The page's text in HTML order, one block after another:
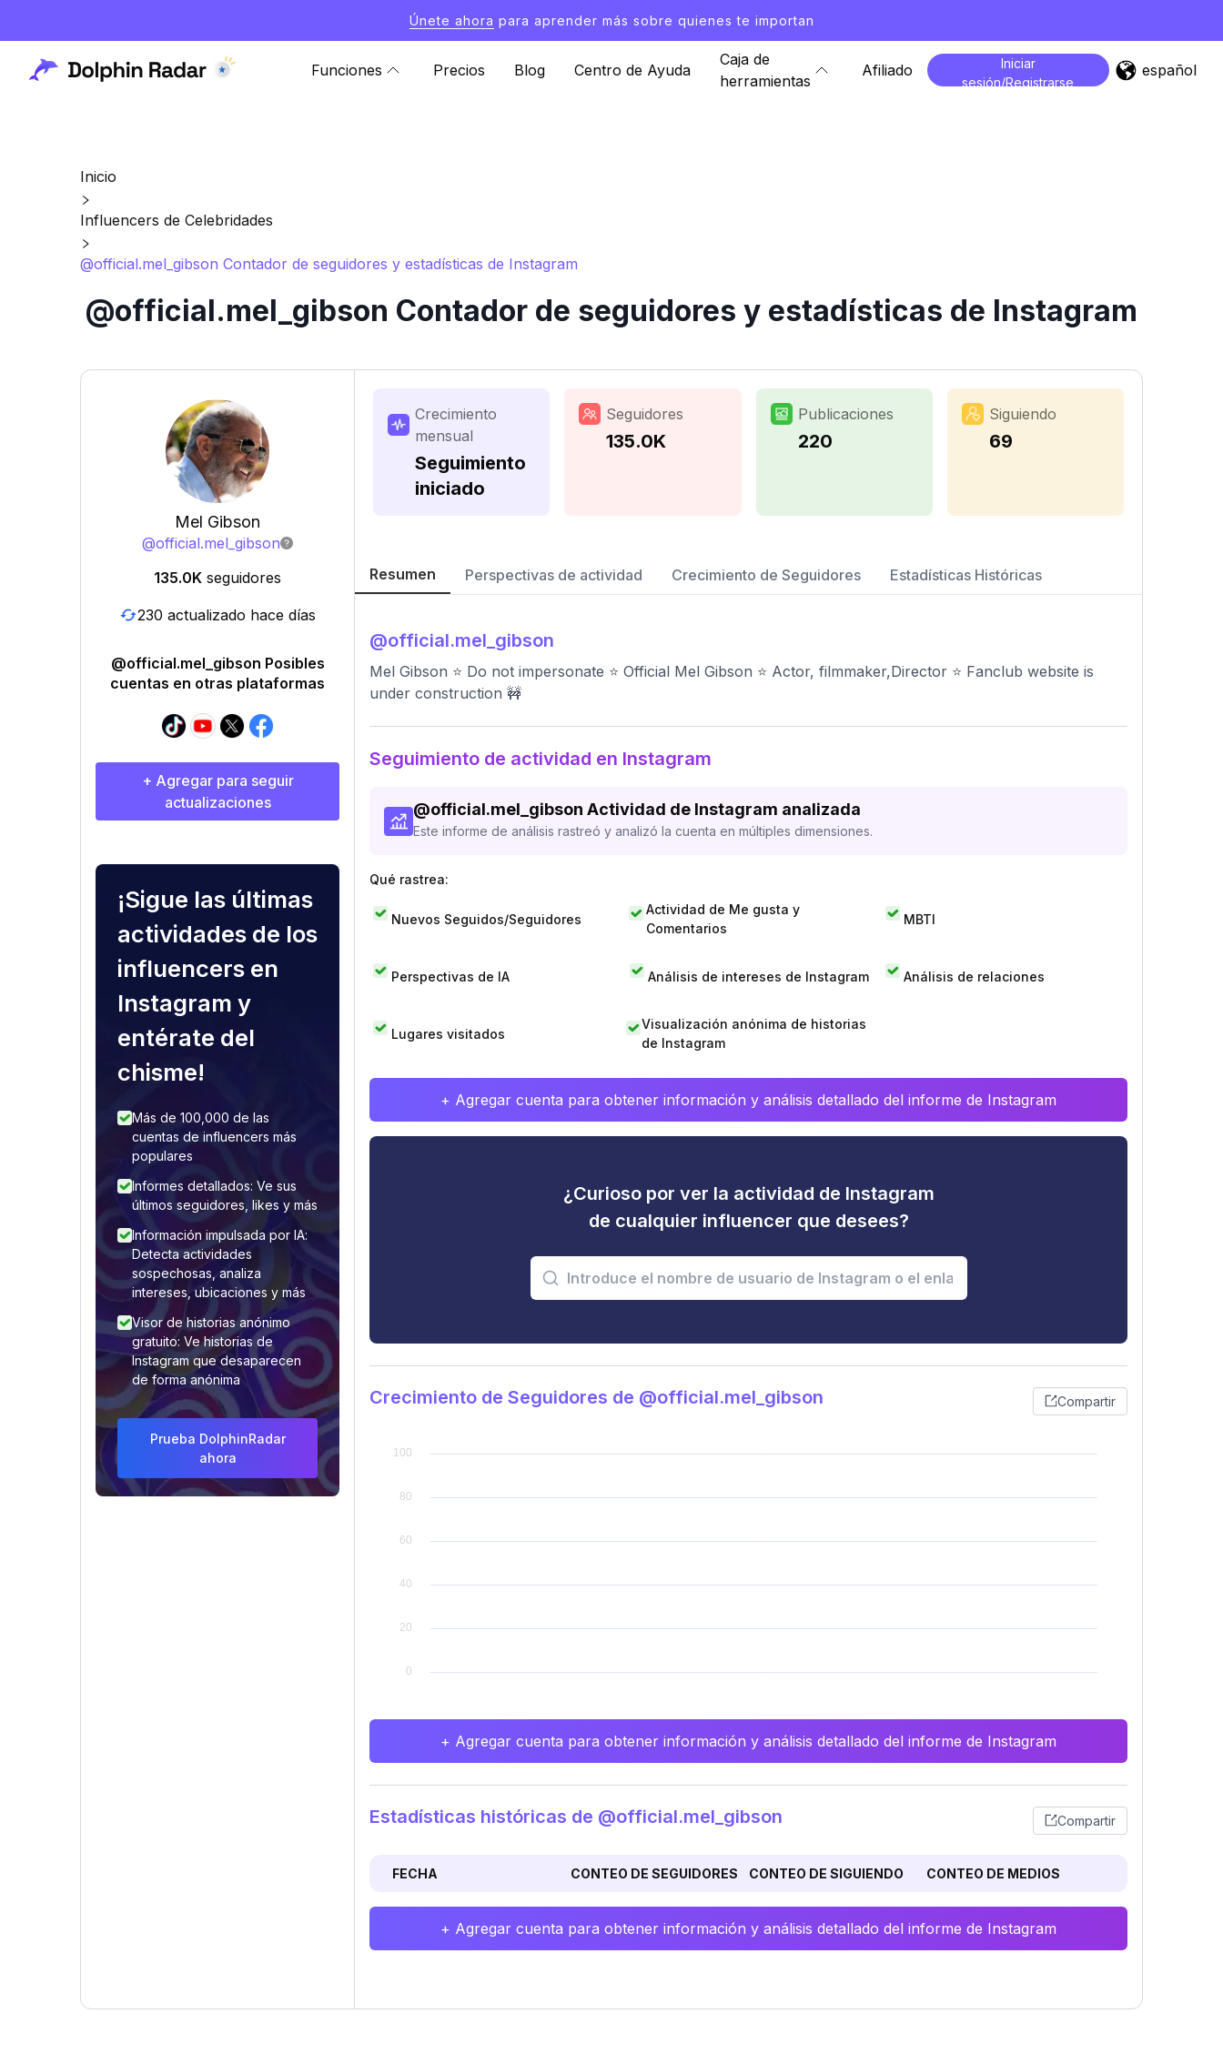
Únete ahora para aprender más sobre quienes te importan
Funciones Precios Blog Centro de Ayuda
Caja de
herramientas
Afiliado
Iniciar
sesión/Registrarse
español
Inicio
Influencers de Celebridades
@official.mel_gibson Contador de seguidores y estadísticas de Instagram
@official.mel_gibson Contador de seguidores y estadísticas de Instagram
Mel Gibson
@official.mel_gibson
135.0K seguidores
230 actualizado hace días
@official.mel_gibson Posibles
cuentas en otras plataformas
+ Agregar para seguir
actualizaciones
¡Sigue las últimas
actividades de los
influencers en
Instagram y
entérate del
chisme!
Más de 100,000 de las
cuentas de influencers más
populares
Informes detallados: Ve sus
últimos seguidores, likes y más
Información impulsada por IA:
Detecta actividades
sospechosas, analiza
intereses, ubicaciones y más
Visor de historias anónimo
gratuito: Ve historias de
Instagram que desaparecen
de forma anónima
Prueba DolphinRadar
ahora
Crecimiento
mensual
Seguimiento
iniciado
Seguidores
135.0K
Publicaciones
220
Siguiendo
69
Resumen Perspectivas de actividad Crecimiento de Seguidores Estadísticas Históricas
@official.mel_gibson
Mel Gibson ⭐ Do not impersonate ⭐ Official Mel Gibson ⭐ Actor, filmmaker,Director ⭐ Fanclub website is
under construction 🚧
Seguimiento de actividad en Instagram
@official.mel_gibson Actividad de Instagram analizada
Este informe de análisis rastreó y analizó la cuenta en múltiples dimensiones.
Qué rastrea:
Nuevos Seguidos/Seguidores
Actividad de Me gusta y
Comentarios
MBTI
Perspectivas de IA Análisis de intereses de Instagram Análisis de relaciones
Lugares visitados
Visualización anónima de historias
de Instagram
+ Agregar cuenta para obtener información y análisis detallado del informe de Instagram
¿Curioso por ver la actividad de Instagram
de cualquier influencer que desees?
Crecimiento de Seguidores de @official.mel_gibson Compartir
+ Agregar cuenta para obtener información y análisis detallado del informe de Instagram
Estadísticas históricas de @official.mel_gibson Compartir
FECHA CONTEO DE SEGUIDORES CONTEO DE SIGUIENDO CONTEO DE MEDIOS
+ Agregar cuenta para obtener información y análisis detallado del informe de Instagram